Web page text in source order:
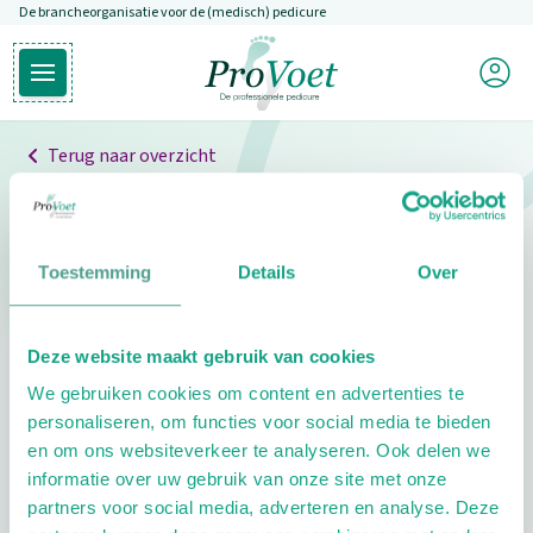
Toestemming Details Over
Deze website maakt gebruik van cookies
We gebruiken cookies om content en advertenties te
personaliseren, om functies voor social media te bieden
en om ons websiteverkeer te analyseren. Ook delen we
informatie over uw gebruik van onze site met onze
partners voor social media, adverteren en analyse. Deze
Overslaan en naar de inhoud gaan
De brancheorganisatie voor de (medisch) pedicure
Open hoofdmenu
Ga naar de homepagina
Mijn
Terug naar overzicht
Professionals
Pedicure niet gevonden
pedicure.